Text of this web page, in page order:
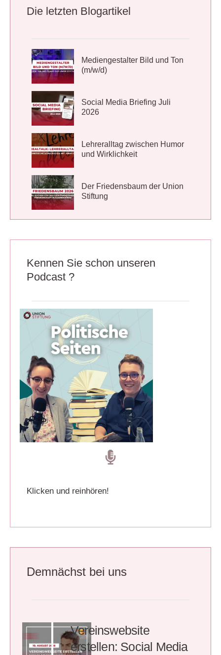
Die letzten Blogartikel
Mediengestalter Bild und Ton
(m/w/d)
Social Media Briefing Juli
2026
Lehreralltag zwischen Humor
und Wirklichkeit
Der Friedensbaum der Union
Stiftung
Kennen Sie schon unseren
Podcast ?
Klicken und reinhören!
Demnächst bei uns
Vereinswebsite
erstellen: Social Media